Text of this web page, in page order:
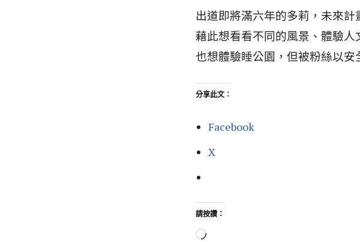
出道即將滿六年的多莉，未來
藉此想看看不同的風景、體驗
也想體驗睡公園，但被粉絲以安
分享此文：
Facebook
X
請按讚：
正